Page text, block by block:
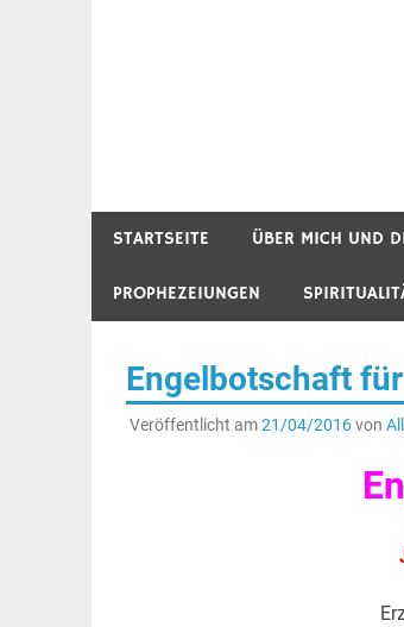
STARTSEITE ÜBER MICH UND
PROPHEZEIUNGEN
Engelbotschaft
Veröffentlicht am21/04/2016von